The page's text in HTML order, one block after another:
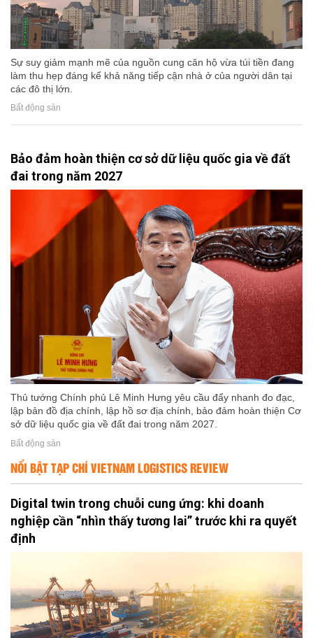
Sự suy giảm mạnh mẽ của nguồn cung căn hộ vừa túi tiền đang
làm thu hẹp đáng kể khả năng tiếp cận nhà ở của người dân tại
các đô thị lớn.
Bất động sản
Bảo đảm hoàn thiện cơ sở dữ liệu quốc gia về đất
đai trong năm 2027
Thủ tướng Chính phủ Lê Minh Hưng yêu cầu đẩy nhanh đo đạc,
lập bản đồ địa chính, lập hồ sơ địa chính, bảo đảm hoàn thiện Cơ
sở dữ liệu quốc gia về đất đai trong năm 2027.
Bất động sản
NỔI BẬT TẠP CHÍ VIETNAM LOGISTICS REVIEW
Digital twin trong chuỗi cung ứng: khi doanh
nghiệp cần “nhìn thấy tương lai” trước khi ra quyết
định